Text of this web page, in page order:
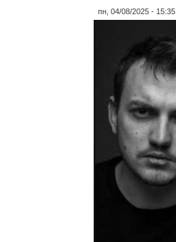
пн, 04/08/2025 - 15:35